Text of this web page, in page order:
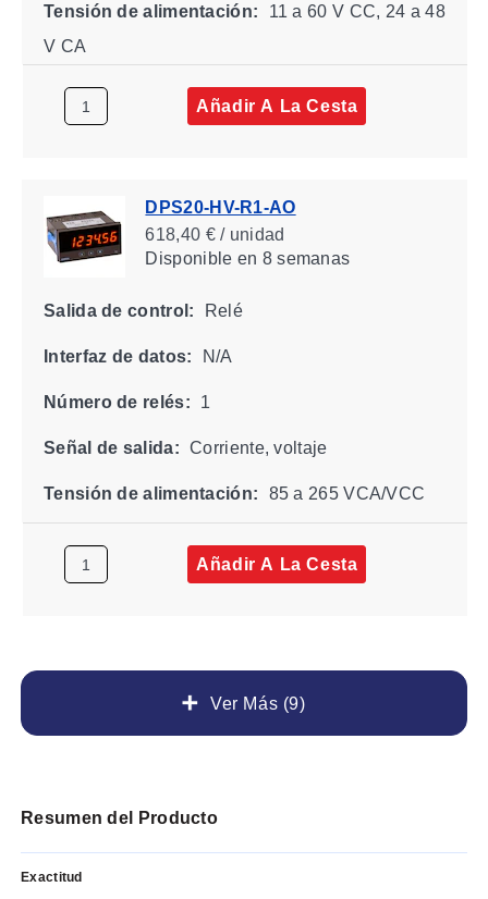
Ver Más (9)
Tensión de alimentación:
11 a 60 V CC, 24 a 48
V CA
Añadir A La Cesta
DPS20-HV-R1-AO
618,40 € / unidad
Disponibleen 8 semanas
Salida de control: Relé
Interfaz de datos: N/A
Número de relés: 1
Señal de salida: Corriente, voltaje
Tensión de alimentación: 85 a 265 VCA/VCC
Añadir A La Cesta
Resumen del Producto
Exactitud